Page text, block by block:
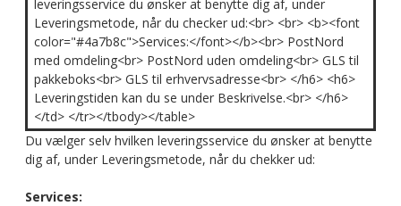
leveringsservice du ønsker at benytte dig af, under
Leveringsmetode, når du checker ud:<br> <br> <b><font
color="#4a7b8c">Services:</font></b><br> PostNord
med omdeling<br> PostNord uden omdeling<br> GLS til
pakkeboks<br> GLS til erhvervsadresse<br> </h6> <h6>
Leveringstiden kan du se under Beskrivelse.<br> </h6>
</td> </tr></tbody></table>
Du vælger selv hvilken leveringsservice du ønsker at benytte
dig af, under Leveringsmetode, når du chekker ud:
Services: